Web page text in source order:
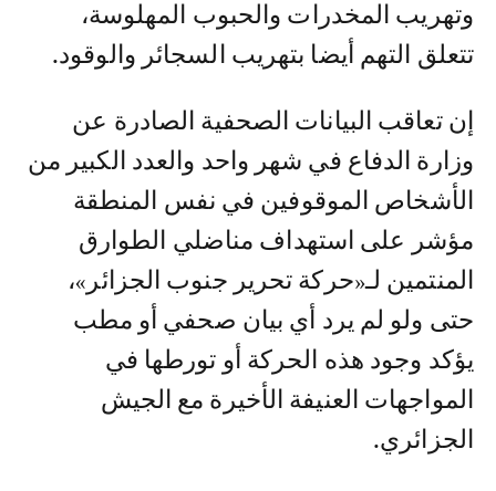
وتهريب المخدرات والحبوب المهلوسة،
تتعلق التهم أيضا بتهريب السجائر والوقود.
إن تعاقب البيانات الصحفية الصادرة عن
وزارة الدفاع في شهر واحد والعدد الكبير من
الأشخاص الموقوفين في نفس المنطقة
مؤشر على استهداف مناضلي الطوارق
المنتمين لـ«حركة تحرير جنوب الجزائر»،
حتى ولو لم يرد أي بيان صحفي أو مطب
يؤكد وجود هذه الحركة أو تورطها في
المواجهات العنيفة الأخيرة مع الجيش
الجزائري.